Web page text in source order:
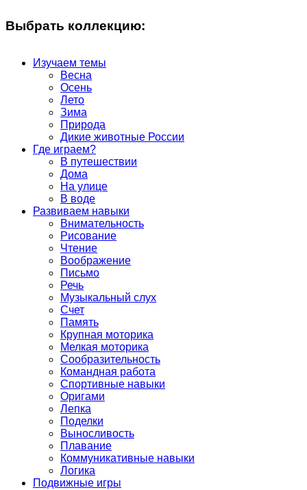
Выбрать коллекцию:
Изучаем темы
Весна
Осень
Лето
Зима
Природа
Дикие животные России
Где играем?
В путешествии
Дома
На улице
В воде
Развиваем навыки
Внимательность
Рисование
Чтение
Воображение
Письмо
Речь
Музыкальный слух
Счет
Память
Крупная моторика
Мелкая моторика
Сообразительность
Командная работа
Спортивные навыки
Оригами
Лепка
Поделки
Выносливость
Плавание
Коммуникативные навыки
Логика
Подвижные игры